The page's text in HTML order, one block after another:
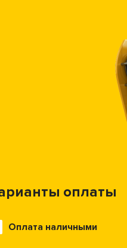
оплаты
Оплата наличными